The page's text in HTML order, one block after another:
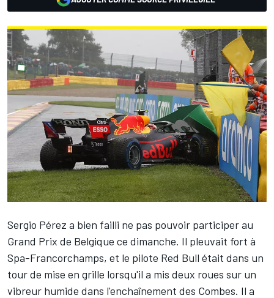
Sergio Pérez a bien failli ne pas pouvoir participer au
Grand Prix de Belgique ce dimanche. Il pleuvait fort à
Spa-Francorchamps, et le pilote Red Bull était dans un
tour de mise en grille lorsqu'il a mis deux roues sur un
vibreur humide dans l'enchaînement des Combes. Il a